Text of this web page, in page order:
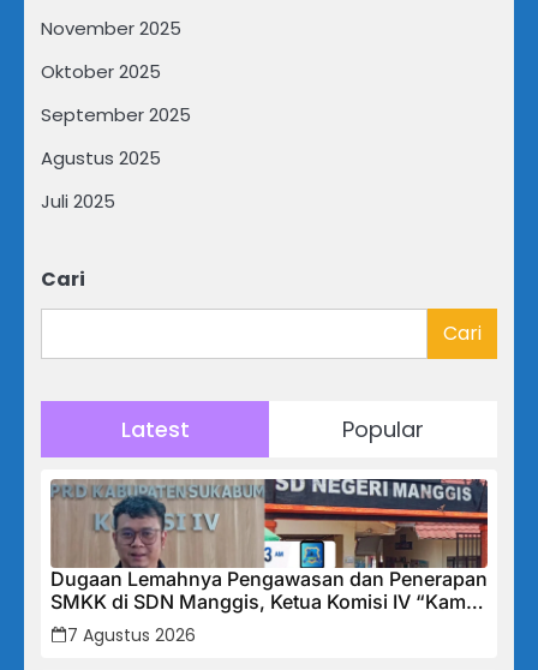
November 2025
Oktober 2025
September 2025
Agustus 2025
Juli 2025
Cari
Cari
Latest Popular
Dugaan Lemahnya Pengawasan dan Penerapan
SMKK di SDN Manggis, Ketua Komisi IV “Kami
Tidak Akan Segan Menindak”
7 Agustus 2026